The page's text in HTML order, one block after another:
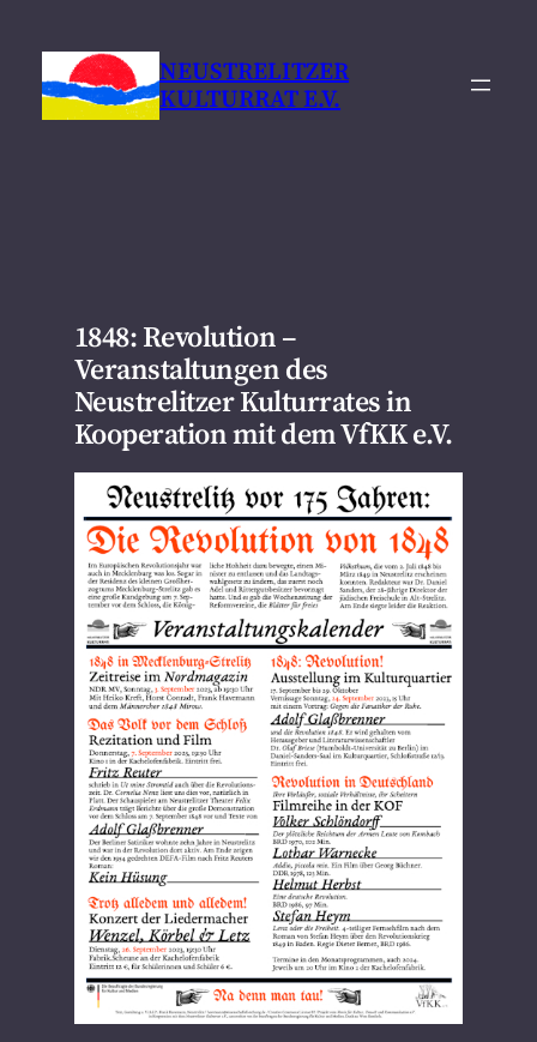
Inhalt
springen
NEUSTRELITZER
KULTURRAT E.V.
1848: Revolution –
Veranstaltungen des
Neustrelitzer Kulturrates in
Kooperation mit dem VfKK e.V.